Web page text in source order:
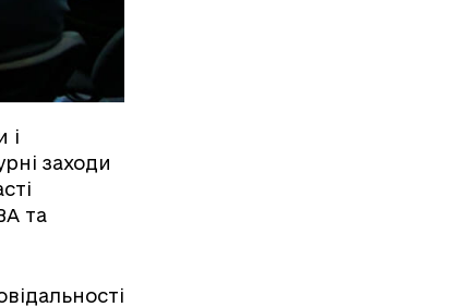
і
заходи
та